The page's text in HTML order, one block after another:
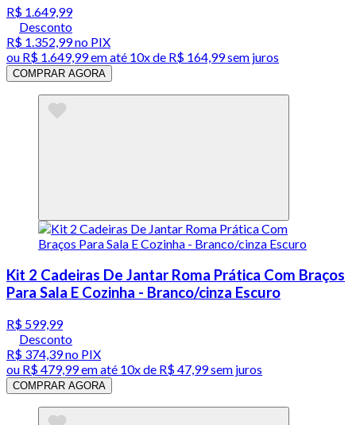
R$ 1.649,99
Desconto
R$ 1.352,99no PIX
ou R$ 1.649,99em até 10x de R$ 164,99 sem juros
COMPRAR AGORA
Kit 2 Cadeiras De Jantar Roma Prática Com Braços
Para Sala E Cozinha - Branco/cinza Escuro
R$ 599,99
Desconto
R$ 374,39no PIX
ou R$ 479,99em até 10x de R$ 47,99 sem juros
COMPRAR AGORA